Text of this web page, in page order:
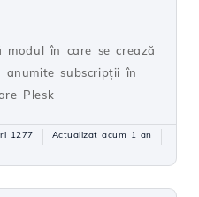
modul în care se crează
anumite subscripții în
Plesk
1277
Actualizat acum 1 an